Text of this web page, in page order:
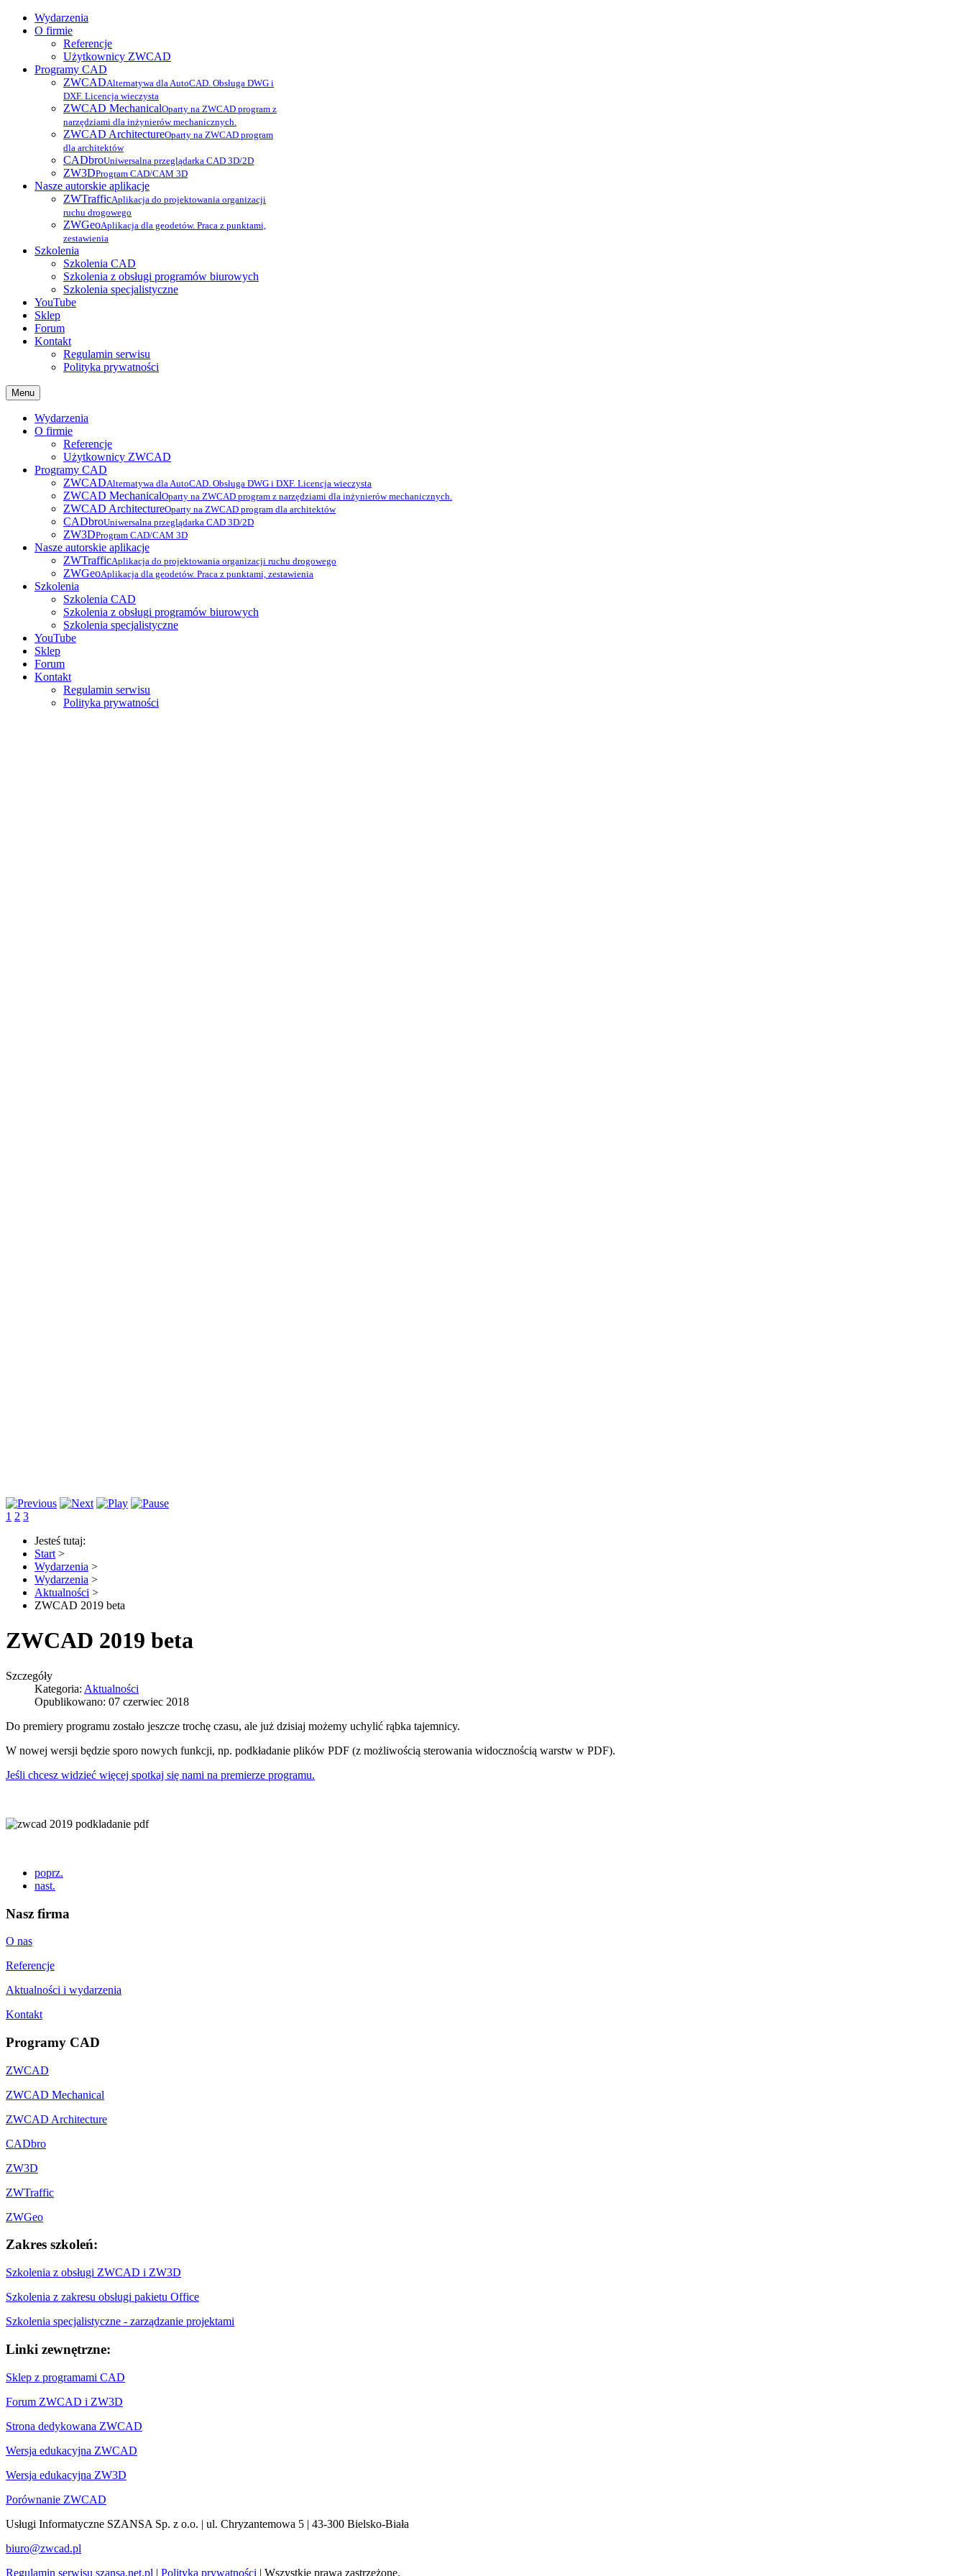
Wydarzenia
O firmie
Referencje
Użytkownicy ZWCAD
Programy CAD
ZWCADAlternatywa dla AutoCAD. Obsługa DWG i
DXF. Licencja wieczysta
ZWCAD MechanicalOparty na ZWCAD program z
narzędziami dla inżynierów mechanicznych.
ZWCAD ArchitectureOparty na ZWCAD program
dla architektów
CADbroUniwersalna przeglądarka CAD 3D/2D
ZW3DProgram CAD/CAM 3D
Nasze autorskie aplikacje
ZWTrafficAplikacja do projektowania organizacji
ruchu drogowego
ZWGeoAplikacja dla geodetów. Praca z punktami,
zestawienia
Szkolenia
Szkolenia CAD
Szkolenia z obsługi programów biurowych
Szkolenia specjalistyczne
YouTube
Sklep
Forum
Kontakt
Regulamin serwisu
Polityka prywatności
Menu
Wydarzenia
O firmie
Referencje
Użytkownicy ZWCAD
Programy CAD
ZWCADAlternatywa dla AutoCAD. Obsługa DWG i DXF. Licencja wieczysta
ZWCAD MechanicalOparty na ZWCAD program z narzędziami dla inżynierów mechanicznych.
ZWCAD ArchitectureOparty na ZWCAD program dla architektów
CADbroUniwersalna przeglądarka CAD 3D/2D
ZW3DProgram CAD/CAM 3D
Nasze autorskie aplikacje
ZWTrafficAplikacja do projektowania organizacji ruchu drogowego
ZWGeoAplikacja dla geodetów. Praca z punktami, zestawienia
Szkolenia
Szkolenia CAD
Szkolenia z obsługi programów biurowych
Szkolenia specjalistyczne
YouTube
Sklep
Forum
Kontakt
Regulamin serwisu
Polityka prywatności
1 2 3
Jesteś tutaj:
Start >
Wydarzenia >
Wydarzenia >
Aktualności >
ZWCAD 2019 beta
ZWCAD 2019 beta
Szczegóły
Kategoria: Aktualności
Opublikowano: 07 czerwiec 2018
Do premiery programu zostało jeszcze trochę czasu, ale już dzisiaj możemy uchylić rąbka tajemnicy.
W nowej wersji będzie sporo nowych funkcji, np. podkładanie plików PDF (z możliwością sterowania widocznością warstw w PDF).
Jeśli chcesz widzieć więcej spotkaj się nami na premierze programu.
poprz.
nast.
Nasz firma
O nas
Referencje
Aktualności i wydarzenia
Kontakt
Programy CAD
ZWCAD
ZWCAD Mechanical
ZWCAD Architecture
CADbro
ZW3D
ZWTraffic
ZWGeo
Zakres szkoleń:
Szkolenia z obsługi ZWCAD i ZW3D
Szkolenia z zakresu obsługi pakietu Office
Szkolenia specjalistyczne - zarządzanie projektami
Linki zewnętrzne:
Sklep z programami CAD
Forum ZWCAD i ZW3D
Strona dedykowana ZWCAD
Wersja edukacyjna ZWCAD
Wersja edukacyjna ZW3D
Porównanie ZWCAD
Usługi Informatyczne SZANSA Sp. z o.o. | ul. Chryzantemowa 5 | 43-300 Bielsko-Biała
biuro@zwcad.pl
Regulamin serwisu szansa.net.pl | Polityka prywatności | Wszystkie prawa zastrzeżone.